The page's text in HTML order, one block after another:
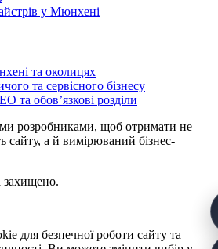
у Мюнхені
та околицях
та сервісного бізнесу
та обов’язкові розділи
розробниками, щоб отримати не
сайту, а й вимірюваний бізнес-
захищено.
для безпечної роботи сайту та